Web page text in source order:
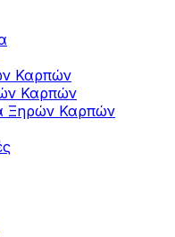
Καρπών
Καρπών
Ξηρών Καρπών